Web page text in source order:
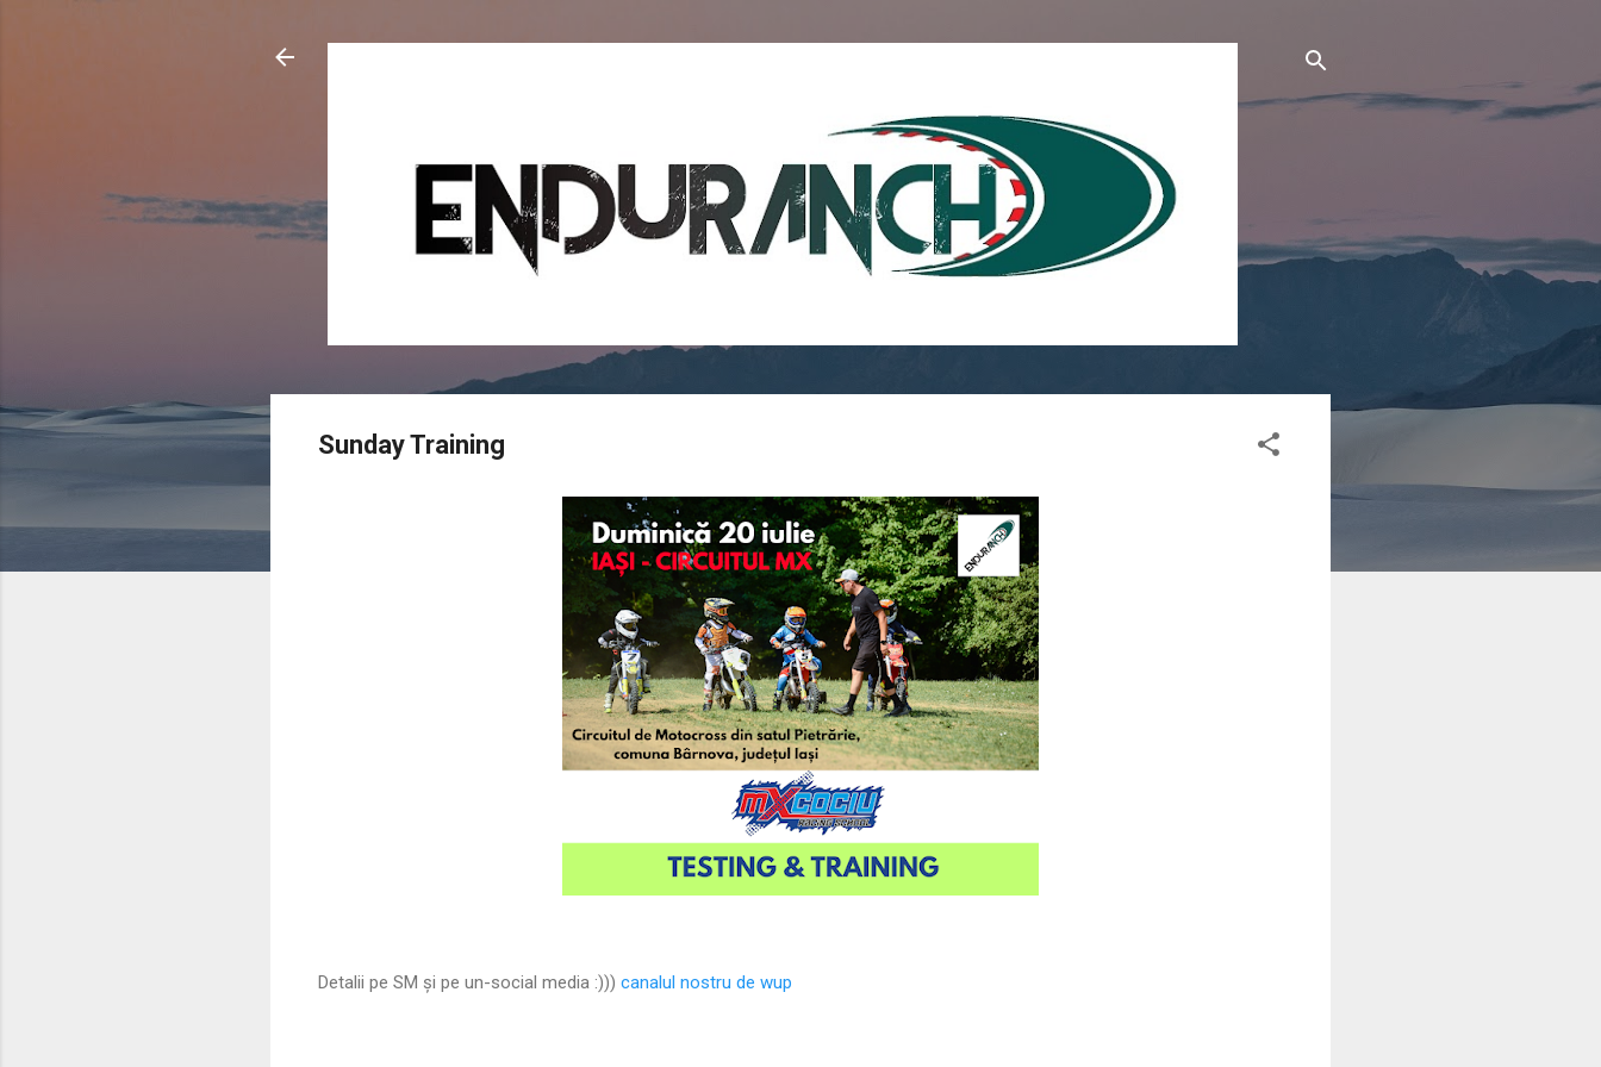
Sunday Training
Detalii pe SM și pe un-social media :))) canalul nostru de wup